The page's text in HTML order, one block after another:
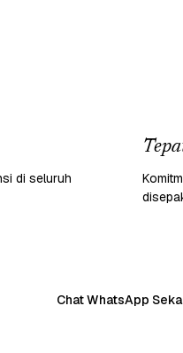
di seluruh
Chat WhatsApp